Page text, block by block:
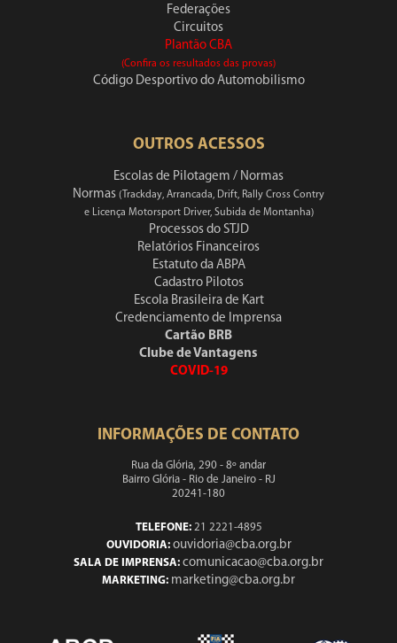
Federações
Circuitos
Plantão CBA
(Confira os resultados das provas)
Código Desportivo do Automobilismo
OUTROS ACESSOS
Escolas de Pilotagem / Normas
Normas (Trackday, Arrancada, Drift, Rally Cross Contry
e Licença Motorsport Driver, Subida de Montanha)
Processos do STJD
Relatórios Financeiros
Estatuto da ABPA
Cadastro Pilotos
Escola Brasileira de Kart
Credenciamento de Imprensa
Cartão BRB
Clube de Vantagens
COVID-19
INFORMAÇÕES DE CONTATO
Rua da Glória, 290 - 8º andar
Bairro Glória - Rio de Janeiro - RJ
20241-180
TELEFONE:21 2221-4895
OUVIDORIA: ouvidoria@cba.org.br
SALA DE IMPRENSA: comunicacao@cba.org.br
MARKETING: marketing@cba.org.br